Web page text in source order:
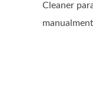
Cleaner